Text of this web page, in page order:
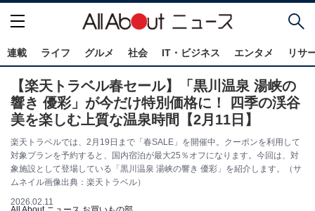
連載 ライフ グルメ 社会 IT・ビジネス エンタメ リサ
【楽天トラベル春セール】「黒川温泉 湯峡の
響き 優彩」が今だけ特別価格に！ 四季の渓谷
美を楽しむ上質な温泉時間【2月11日】
楽天トラベルでは、2月19日まで「春SALE」を開催中。クーポンを利用して
対象プランを予約すると、国内宿泊が最大25％オフになります。今回は、対
象施設として登場している「黒川温泉 湯峡の響き 優彩」を紹介します。（サ
ムネイル画像出典：楽天トラベル）
2026.02.11